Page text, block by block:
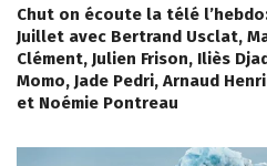
Chut on écoute la télé
Juillet avec Bertrand Usclat,
Clément, Julien Frison, Iliès
Momo, Jade Pedri, Arnaud
et Noémie Pontreau